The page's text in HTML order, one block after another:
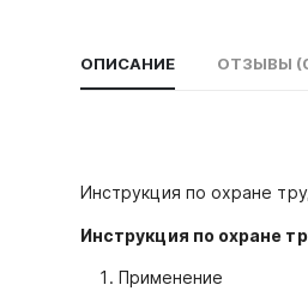
ОПИСАНИЕ ОТЗЫВЫ
Инструкция по охране
Инструкция по охране
Применение